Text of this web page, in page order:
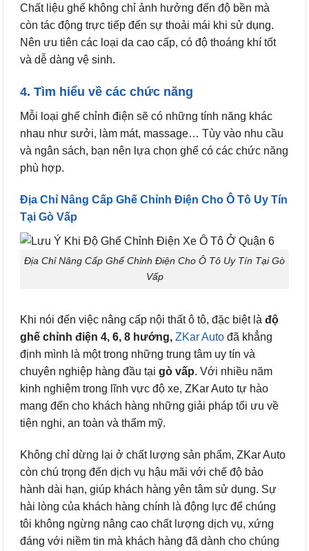
Chất liệu ghế không chỉ ảnh hưởng đến độ bền mà
còn tác động trực tiếp đến sự thoải mái khi sử dụng.
Nên ưu tiên các loại da cao cấp, có độ thoáng khí tốt
và dễ dàng vệ sinh.
4. Tìm hiểu về các chức năng
Mỗi loại ghế chỉnh điện sẽ có những tính năng khác
nhau như sưởi, làm mát, massage… Tùy vào nhu cầu
và ngân sách, bạn nên lựa chọn ghế có các chức năng
phù hợp.
Địa Chỉ Nâng Cấp Ghế Chỉnh Điện Cho Ô Tô Uy Tín
Tại Gò Vấp
Địa Chỉ Nâng Cấp Ghế Chỉnh Điện Cho Ô Tô Uy Tín Tại Gò
Vấp
Khi nói đến việc nâng cấp nội thất ô tô, đặc biệt là độ
ghế chỉnh điện 4, 6, 8 hướng, ZKar Auto đã khẳng
định mình là một trong những trung tâm uy tín và
chuyên nghiệp hàng đầu tại gò vấp. Với nhiều năm
kinh nghiệm trong lĩnh vực độ xe, ZKar Auto tự hào
mang đến cho khách hàng những giải pháp tối ưu về
tiện nghi, an toàn và thẩm mỹ.
Không chỉ dừng lại ở chất lượng sản phẩm, ZKar Auto
còn chú trọng đến dịch vụ hậu mãi với chế độ bảo
hành dài hạn, giúp khách hàng yên tâm sử dụng. Sự
hài lòng của khách hàng chính là động lực để chúng
tôi không ngừng nâng cao chất lượng dịch vụ, xứng
đáng với niềm tin mà khách hàng đã dành cho chúng